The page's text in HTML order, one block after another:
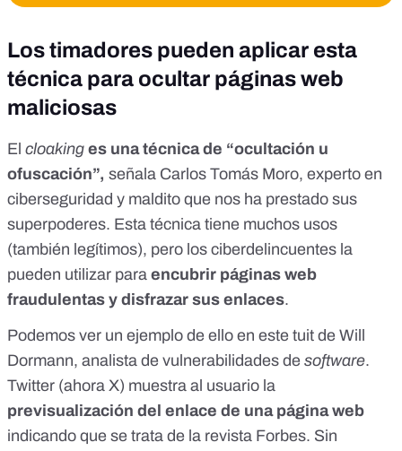
Los timadores pueden aplicar esta
técnica para ocultar páginas web
maliciosas
El cloaking es una técnica de “ocultación u
ofuscación”, señala Carlos Tomás Moro, experto en
ciberseguridad y maldito que nos ha prestado sus
superpoderes. Esta técnica tiene muchos usos
(también legítimos), pero los ciberdelincuentes la
pueden utilizar para encubrir páginas web
fraudulentas y disfrazar sus enlaces.
Podemos ver un ejemplo de ello en este tuit de Will
Dormann, analista de vulnerabilidades de software.
Twitter (ahora X) muestra al usuario la
previsualización del enlace de una página web
indicando que se trata de la revista Forbes. Sin